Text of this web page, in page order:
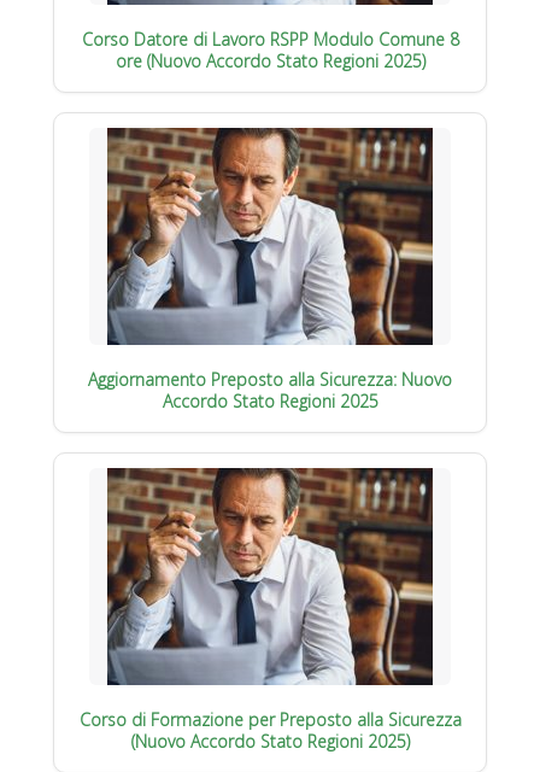
Corso Datore di Lavoro RSPP Modulo Comune 8
ore (Nuovo Accordo Stato Regioni 2025)
Aggiornamento Preposto alla Sicurezza: Nuovo
Accordo Stato Regioni 2025
Corso di Formazione per Preposto alla Sicurezza
(Nuovo Accordo Stato Regioni 2025)